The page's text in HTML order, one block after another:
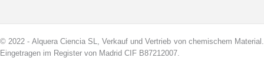
© 2022 - Alquera Ciencia SL, Verkauf und Vertrieb von chemischem Material.
Eingetragen im Register von Madrid CIF B87212007.